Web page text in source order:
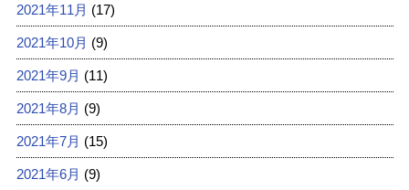
2021年11月 (17)
2021年10月 (9)
2021年9月 (11)
2021年8月 (9)
2021年7月 (15)
2021年6月 (9)